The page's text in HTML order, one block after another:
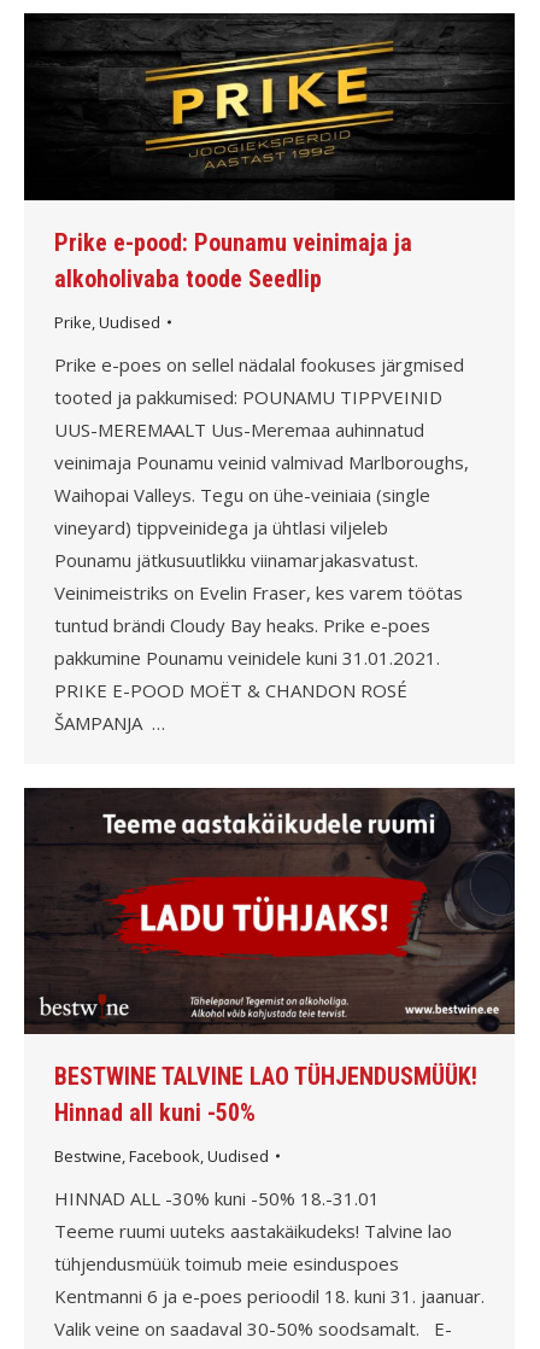
Prike e-pood: Pounamu veinimaja ja
alkoholivaba toode Seedlip
Prike,Uudised
Prike e-poes on sellel nädalal fookuses järgmised
tooted ja pakkumised: POUNAMU TIPPVEINID
UUS-MEREMAALT Uus-Meremaa auhinnatud
veinimaja Pounamu veinid valmivad Marlboroughs,
Waihopai Valleys. Tegu on ühe-veiniaia (single
vineyard) tippveinidega ja ühtlasi viljeleb
Pounamu jätkusuutlikku viinamarjakasvatust.
Veinimeistriks on Evelin Fraser, kes varem töötas
tuntud brändi Cloudy Bay heaks. Prike e-poes
pakkumine Pounamu veinidele kuni 31.01.2021.
PRIKE E-POOD MOËT & CHANDON ROSÉ
ŠAMPANJA …
BESTWINE TALVINE LAO TÜHJENDUSMÜÜK!
Hinnad all kuni -50%
Bestwine Facebook Uudised
HINNAD ALL -30% kuni -50% 18.-31.01
Teeme ruumi uuteks aastakäikudeks! Talvine lao
tühjendusmüük toimub meie esinduspoes
Kentmanni 6 ja e-poes perioodil 18. kuni 31. jaanuar.
Valik veine on saadaval 30-50% soodsamalt. E-